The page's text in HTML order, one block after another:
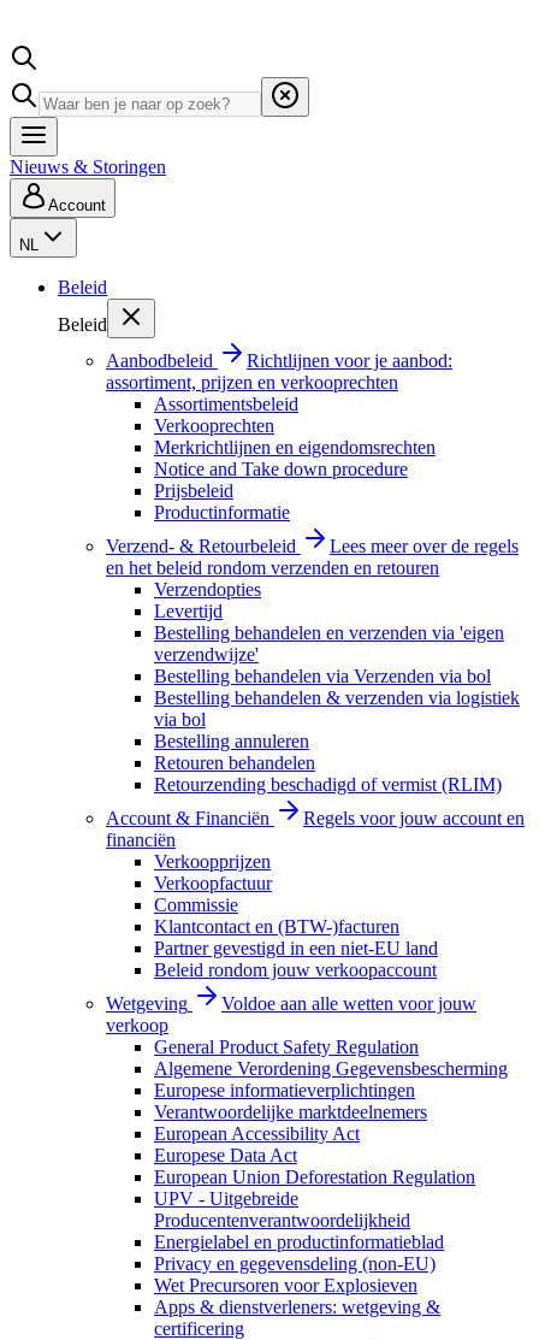
Nieuws & Storingen
Account
NL
Beleid
Beleid
Aanbodbeleid
Richtlijnen voor je aanbod:
assortiment, prijzen en verkooprechten
Assortimentsbeleid
Verkooprechten
Merkrichtlijnen en eigendomsrechten
Notice and Take down procedure
Prijsbeleid
Productinformatie
Verzend- & Retourbeleid
Lees meer over de regels
en het beleid rondom verzenden en retouren
Verzendopties
Levertijd
Bestelling behandelen en verzenden via 'eigen
verzendwijze'
Bestelling behandelen via Verzenden via bol
Bestelling behandelen & verzenden via logistiek
via bol
Bestelling annuleren
Retouren behandelen
Retourzending beschadigd of vermist (RLIM)
Account & Financiën
Regels voor jouw account en
financiën
Verkoopprijzen
Verkoopfactuur
Commissie
Klantcontact en (BTW-)facturen
Partner gevestigd in een niet-EU land
Beleid rondom jouw verkoopaccount
Wetgeving
Voldoe aan alle wetten voor jouw
verkoop
General Product Safety Regulation
Algemene Verordening Gegevensbescherming
Europese informatieverplichtingen
Verantwoordelijke marktdeelnemers
European Accessibility Act
Europese Data Act
European Union Deforestation Regulation
UPV - Uitgebreide
Producentenverantwoordelijkheid
Energielabel en productinformatieblad
Privacy en gegevensdeling (non-EU)
Wet Precursoren voor Explosieven
Apps & dienstverleners: wetgeving &
certificering